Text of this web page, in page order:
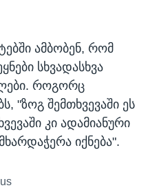
ამბობენ, რომ
სხვადასხვა
როგორც
"ზოგ შემთხვევაში ეს
კი ადამიანური
იქნება".